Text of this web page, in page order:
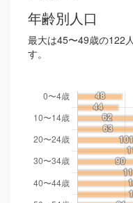
年齢別人口
最大は45〜49歳の122
す。